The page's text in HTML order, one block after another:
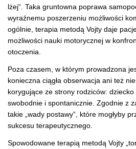
lżej“. Taka gruntowna poprawa
wyraźnemu poszerzeniu możliwości
ogólnie, terapia metodą Vojty daje
możliwości nauki motorycznej w
otoczenia.
Poza czasem, w którym prowadzona
konieczna ciągła obserwacja ani też
korygujące ze strony rodziców:
swobodnie i spontanicznie. Zgodnie z
takie „wady postawy“, które mogłyby
sukcesu terapeutycznego.
Spowodowane terapią metodą Vojty